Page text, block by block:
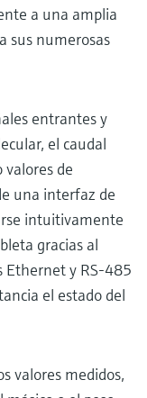
a una amplia
sus numerosas
entrantes y
el caudal
valores de
una interfaz de
intuitivamente
gracias al
Ethernet y RS-485
el estado del
valores medidos,